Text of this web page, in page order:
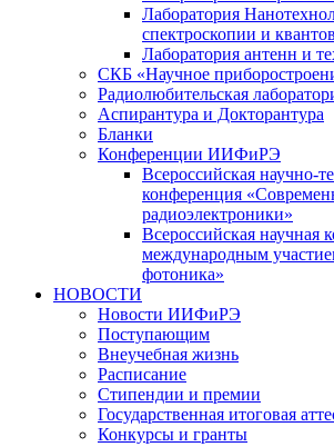
Лаборатория
спектроскопии и
Лаборатория антенн и
СКБ «Научное
Радиолюбительская
Аспирантура и Докторантура
Бланки
Конференции ИИФиРЭ
Всероссийская научно-
конференция
радиоэлектроники»
Всероссийская научная
международным
фотоника»
НОВОСТИ
Новости ИИФиРЭ
Поступающим
Внеучебная жизнь
Расписание
Стипендии и премии
Государственная итоговая
Конкурсы и гранты